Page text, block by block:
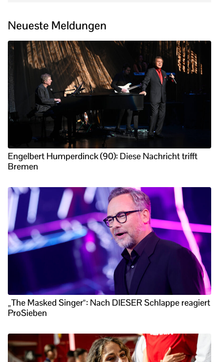
Neueste Meldungen
Engelbert Humperdinck (90): Diese Nachricht trifft
Bremen
„The Masked Singer“: Nach DIESER Schlappe reagiert
ProSieben